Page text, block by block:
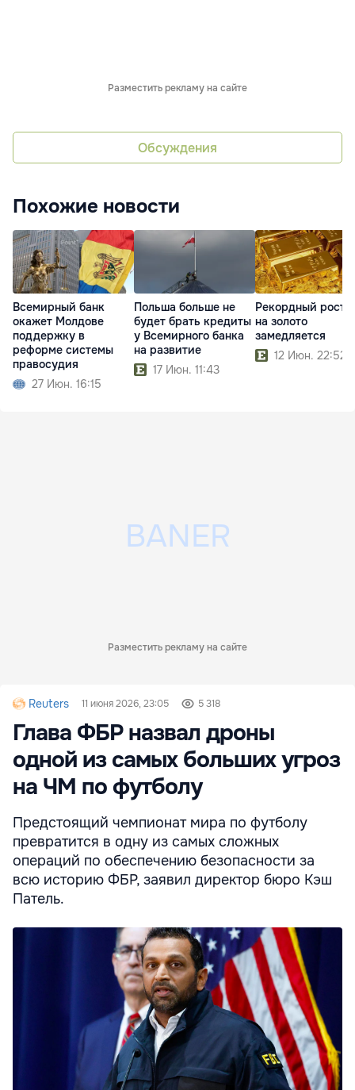
Разместить рекламу на сайте
Обсуждения
Похожие новости
Всемирный банк
окажет Молдове
поддержку в
реформе системы
правосудия
27 Июн. 16:15
Польша больше не
будет брать кредиты
у Всемирного банка
на развитие
17 Июн. 11:43
Рекордный рост
на золото
замедляется
12 Июн. 22:52
Разместить рекламу на сайте
Reuters 11 июня 2026, 23:05 5 318
Глава ФБР назвал дроны
одной из самых больших угроз
на ЧМ по футболу
Предстоящий чемпионат мира по футболу
превратится в одну из самых сложных
операций по обеспечению безопасности за
всю историю ФБР, заявил директор бюро Кэш
Патель.